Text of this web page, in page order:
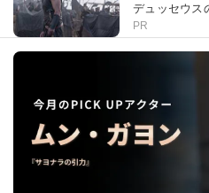
デュッセウス
PR